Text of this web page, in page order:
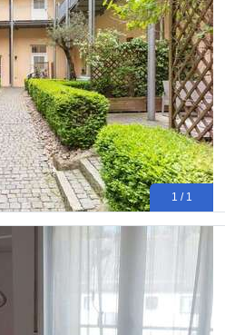
1 / 1